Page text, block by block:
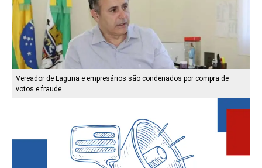
Vereador de Laguna e empresários são condenados por compra de
votos e fraude